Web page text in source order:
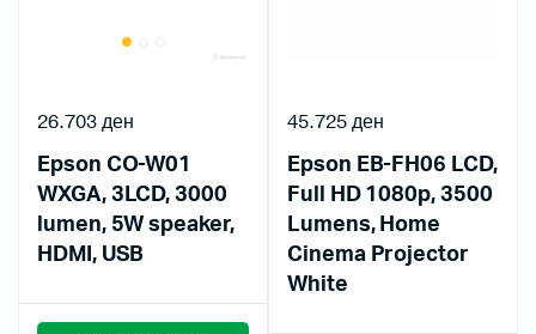
Epson CO-W01
WXGA, 3LCD, 3000
lumen, 5W speaker,
HDMI, USB
26.703ден
Epson EB-FH06 LCD,
Full HD 1080p, 3500
Lumens, Home
Cinema Projector
White
45.725ден